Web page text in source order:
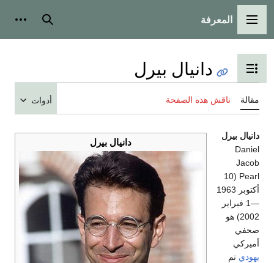
القائمة الرئيسية
المعرفة بحث
تبديل عرض جدول المحتويات
دانيال بيرل
مقالة ناقش هذه الصفحة أدوات
دانيال بيرل
دانيال بيرل
Daniel
Jacob
Pearl (10
أكتوبر 1963
—1 فبراير
2002) هو
صحفي
أميركي
يهودي تم